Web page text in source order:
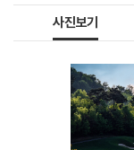
사진보기